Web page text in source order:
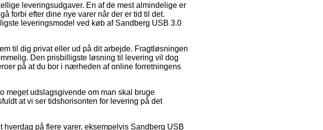
leveringsudgaver. En af de mest almindelige er
forbi efter dine nye varer når der er tid til det.
leveringsmodel ved køb af Sandberg USB 3.0
til dig privat eller ud på dit arbejde. Fragtløsningen
Den prisbilligste løsning til levering vil dog
på at du bor i nærheden af online forretningens
meget udslagsgivende om man skal bruge
at vi ser tidshorisonten for levering på det
på flere varer, eksempelvis Sandberg USB